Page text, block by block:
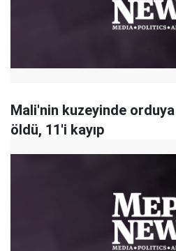
Mali'nin kuzeyinde orduya
öldü, 11'i kayıp